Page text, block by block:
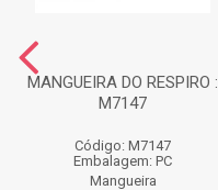
MANGUEIRA DO RESPIRO :
M7147
Código: M7147
Embalagem: PC
Mangueira